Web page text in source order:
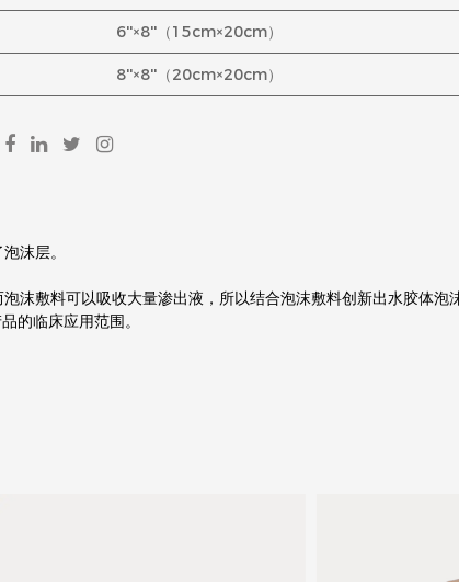
6''×8''（15cm×20cm）
8''×8''（20cm×20cm）
沫层。
沫敷料可以吸收大量渗出液，所以结合泡沫敷料创新出水胶体
的临床应用范围。